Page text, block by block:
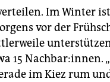
Im Winter
vor der
15 Nachbar:innen.
im Kiez rum